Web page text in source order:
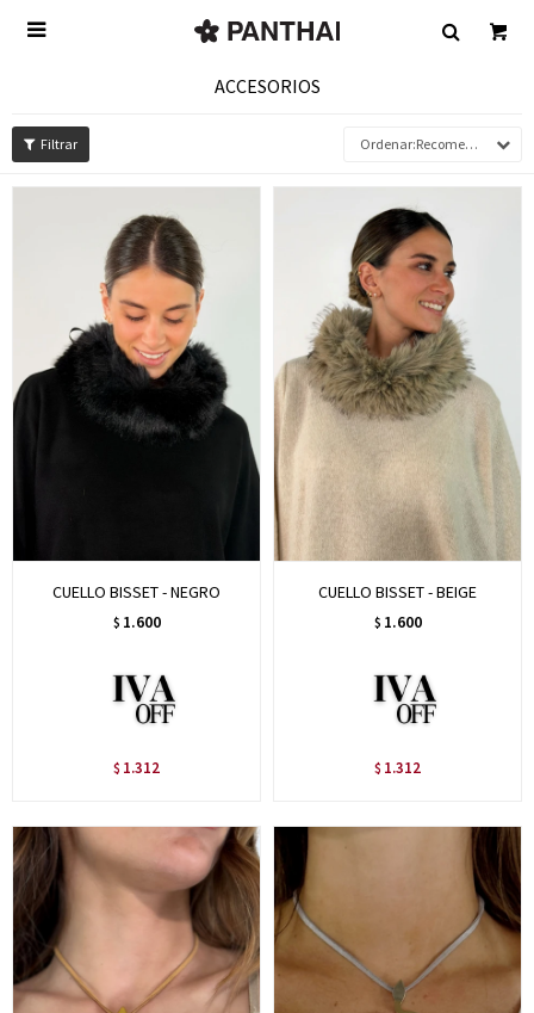

ACCESORIOS
Recomendados
CUELLO BISSET - NEGRO
$ 1.600
$ 1.312
CUELLO BISSET - BEIGE
$ 1.600
$ 1.312